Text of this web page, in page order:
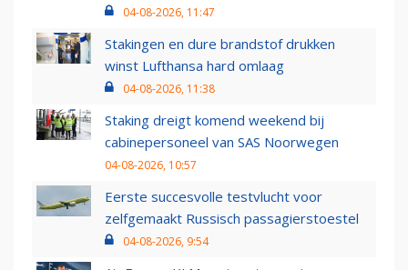
04-08-2026, 11:47
Stakingen en dure brandstof drukken
winst Lufthansa hard omlaag
04-08-2026, 11:38
Staking dreigt komend weekend bij
cabinepersoneel van SAS Noorwegen
04-08-2026, 10:57
Eerste succesvolle testvlucht voor
zelfgemaakt Russisch passagierstoestel
04-08-2026, 9:54